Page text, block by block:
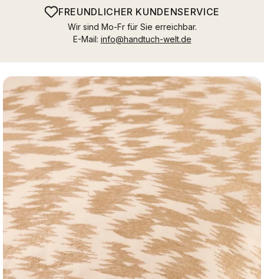
FREUNDLICHER KUNDENSERVICE
Wir sind Mo-Fr für Sie erreichbar.
E-Mail: info@handtuch-welt.de